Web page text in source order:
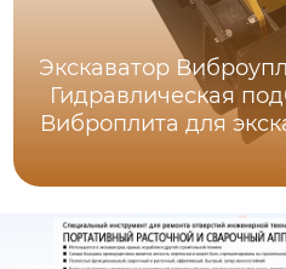
Экскаватор
Гидравлическая
Виброплита для